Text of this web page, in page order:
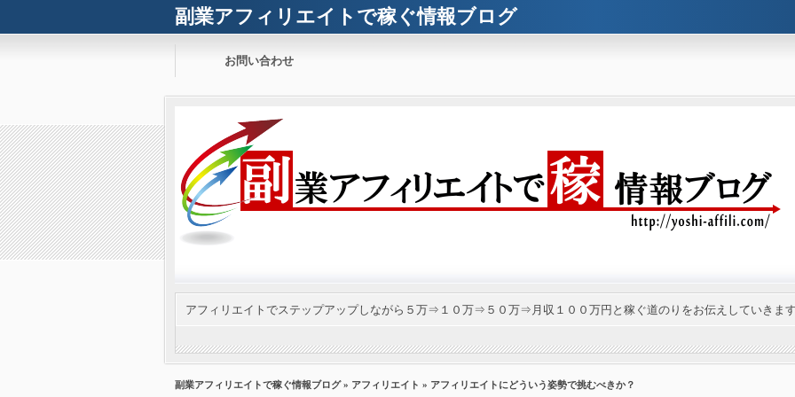
副業アフィリエイトで稼ぐ情報ブログ
お問い合わせ
アフィリエイトでステップアップしながら５万⇒１０万⇒５０万⇒月収１００万円と稼ぐ道のりをお伝えしていきま
副業アフィリエイトで稼ぐ情報ブログ» アフィリエイト » アフィリエイトにどういう姿勢で挑むべきか？